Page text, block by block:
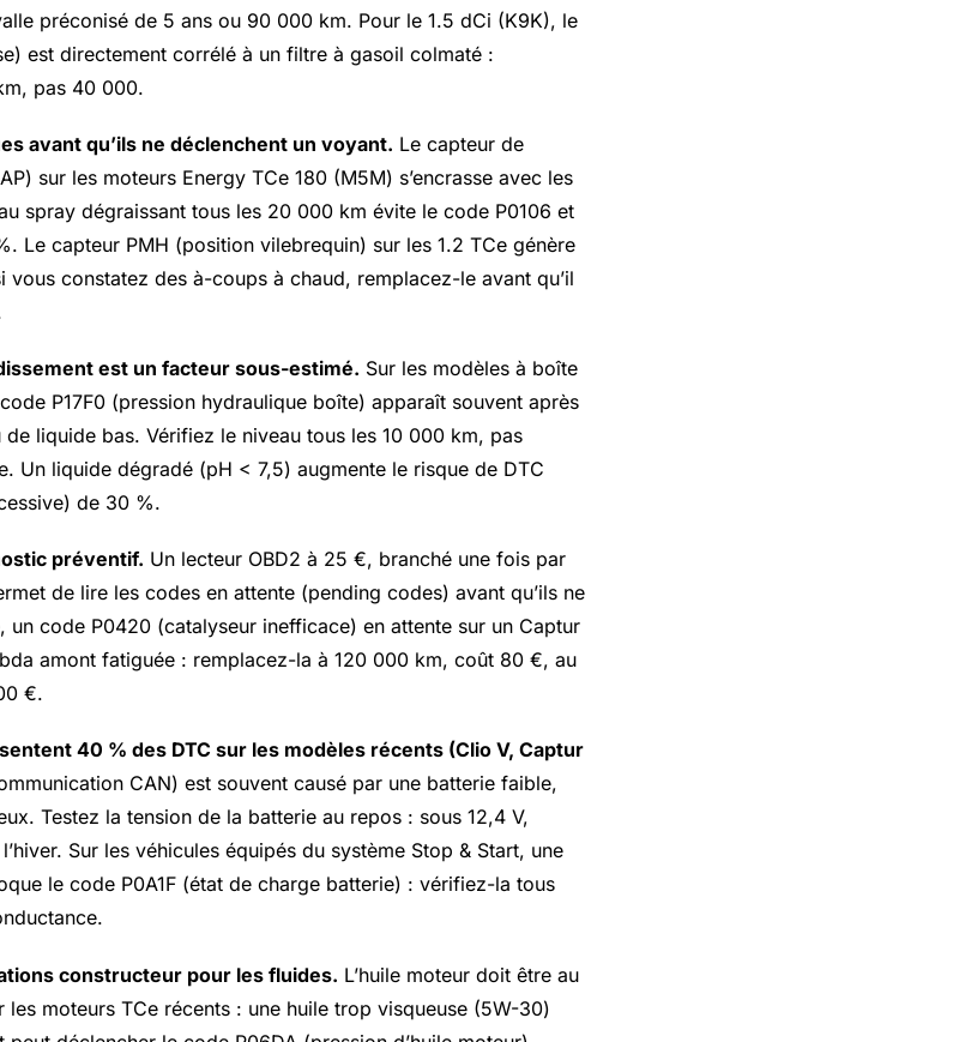
préconisé de 5 ans ou 90 000 km. Pour le 1.5 dCi (K9K), le
est directement corrélé à un filtre à gasoil colmaté :
pas 40 000.
avant qu’ils ne déclenchent un voyant. Le capteur de
sur les moteurs Energy TCe 180 (M5M) s’encrasse avec les
spray dégraissant tous les 20 000 km évite le code P0106 et
Le capteur PMH (position vilebrequin) sur les 1.2 TCe génère
constatez des à-coups à chaud, remplacez-le avant qu’il
est un facteur sous-estimé. Sur les modèles à boîte
P17F0 (pression hydraulique boîte) apparaît souvent après
de liquide bas. Vérifiez le niveau tous les 10 000 km, pas
Un liquide dégradé (pH < 7,5) augmente le risque de DTC
de 30 %.
préventif. Un lecteur OBD2 à 25 €, branché une fois par
de lire les codes en attente (pending codes) avant qu’ils ne
un code P0420 (catalyseur inefficace) en attente sur un Captur
amont fatiguée : remplacez-la à 120 000 km, coût 80 €, au
€.
40 % des DTC sur les modèles récents (Clio V, Captur
CAN) est souvent causé par une batterie faible,
Testez la tension de la batterie au repos : sous 12,4 V,
Sur les véhicules équipés du système Stop & Start, une
le code P0A1F (état de charge batterie) : vérifiez-la tous
constructeur pour les fluides. L’huile moteur doit être au
les moteurs TCe récents : une huile trop visqueuse (5W-30)